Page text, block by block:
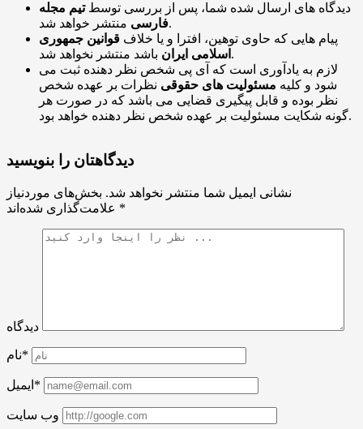
دیدگاه های ارسال شده شما، پس از بررسی توسطتیم مجله
فارسیمنتشر خواهد شد.
پیام هایی که حاوی توهین، افترا و یا خلاف قوانین جمهوری
اسلامی ایران باشد منتشر نخواهد شد.
لازم به یادآوری است که آی پی شخص نظر دهنده ثبت می
شود و کلیه مسئولیت های حقوقی نظرات بر عهده شخص
نظر بوده و قابل پیگیری قضایی می باشد که در صورت هر
گونه شکایت مسئولیت بر عهده شخص نظر دهنده خواهد بود.
دیدگاهتان را بنویسید
نشانی ایمیل شما منتشر نخواهد شد. بخش‌های موردنیاز
*
دیدگاه
نام*
ایمیل*
وب سایت